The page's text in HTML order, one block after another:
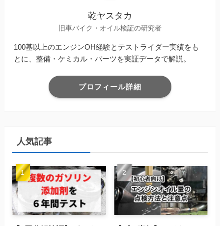
乾ヤスタカ
旧車バイク・オイル検証の研究者
100基以上のエンジンOH経験とテストライダー実績をも
とに、整備・ケミカル・パーツを実証データで解説。
プロフィール詳細
人気記事